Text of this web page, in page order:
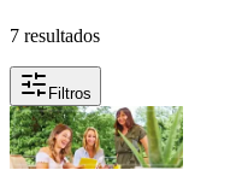
7 resultados
Filtros